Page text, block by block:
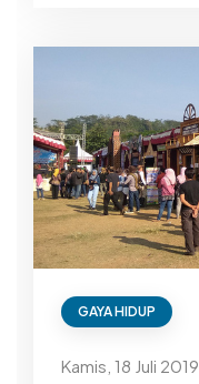
GAYA HIDUP
Kamis, 18 Juli 2019